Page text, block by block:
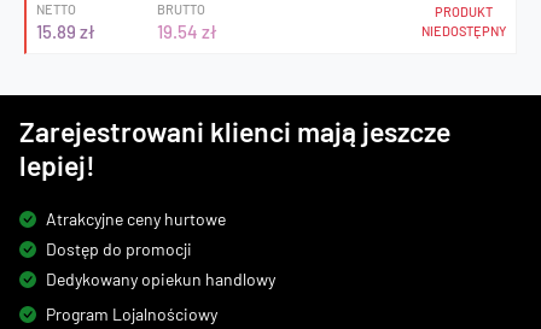
NETTO
15.89 zł
BRUTTO
19.54 zł
PRODUKT
NIEDOSTĘPNY
Zarejestrowani klienci mają jeszcze
lepiej!
Atrakcyjne ceny hurtowe
Dostęp do promocji
Dedykowany opiekun handlowy
Program Lojalnościowy